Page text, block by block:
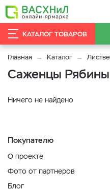
КАТАЛОГ ТОВАРОВ
Главная Каталог
Саженцы Рябины
Ничего не найдено
Покупателю
О проекте
Фото от партнеров
Блог